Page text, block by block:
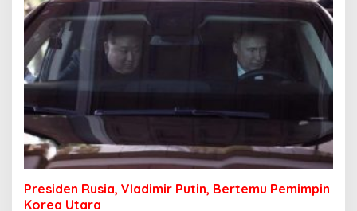
Presiden Rusia, Vladimir Putin, Bertemu Pemimpin
Korea Utara